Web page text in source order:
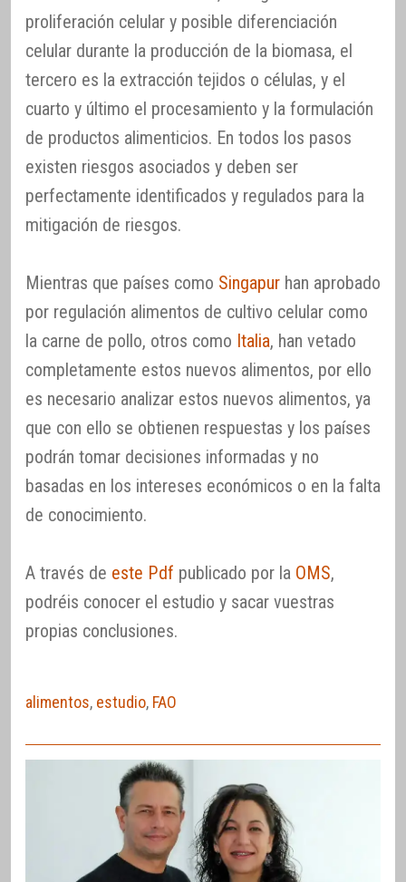
proliferación celular y posible diferenciación
celular durante la producción de la biomasa, el
tercero es la extracción tejidos o células, y el
cuarto y último el procesamiento y la formulación
de productos alimenticios. En todos los pasos
existen riesgos asociados y deben ser
perfectamente identificados y regulados para la
mitigación de riesgos.
Mientras que países como Singapur han aprobado
por regulación alimentos de cultivo celular como
la carne de pollo, otros como Italia, han vetado
completamente estos nuevos alimentos, por ello
es necesario analizar estos nuevos alimentos, ya
que con ello se obtienen respuestas y los países
podrán tomar decisiones informadas y no
basadas en los intereses económicos o en la falta
de conocimiento.
A través de este Pdf publicado por la OMS,
podréis conocer el estudio y sacar vuestras
propias conclusiones.
alimentos, estudio, FAO